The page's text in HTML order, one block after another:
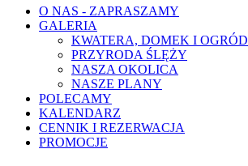
O NAS - ZAPRASZAMY
GALERIA
KWATERA, DOMEK I OGRÓD
PRZYRODA ŚLĘŻY
NASZA OKOLICA
NASZE PLANY
POLECAMY
KALENDARZ
CENNIK I REZERWACJA
PROMOCJE